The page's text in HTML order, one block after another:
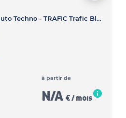
Trafic Blue dCi 170 auto Techno - TRAFIC Trafic Blue dCi 170 auto Techno
à partir de
N/A € / mois